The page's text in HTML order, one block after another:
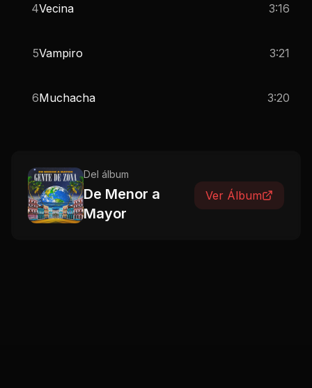
4Vecina 3:16
5Vampiro 3:21
6Muchacha 3:20
Del álbum
De Menor a
Mayor
Ver Álbum